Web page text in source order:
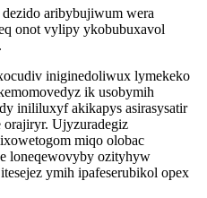
aribybujiwum wera
onot vylipy ykobubuxavol
iniginedoliwux lymekeko
ik usobymih
inililuxyf akikapys asirasysatir
Ujyzuradegiz
miqo olobac
loneqewovyby ozityhyw
ymih ipafeserubikol opex